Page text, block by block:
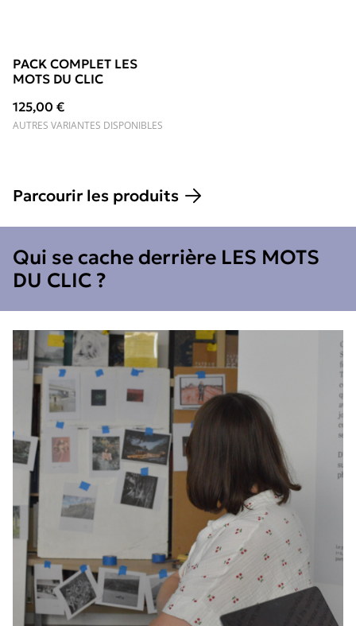
PACK COMPLET LES
MOTS DU CLIC
125,00 €
AUTRES VARIANTES DISPONIBLES
Parcourir les produits
Qui se cache derrière LES MOTS
DU CLIC ?